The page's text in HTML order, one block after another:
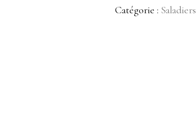
Catégorie : Saladiers